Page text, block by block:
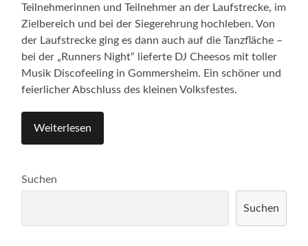
Teilnehmerinnen und Teilnehmer an der Laufstrecke, im
Zielbereich und bei der Siegerehrung hochleben. Von
der Laufstrecke ging es dann auch auf die Tanzfläche –
bei der „Runners Night“ lieferte DJ Cheesos mit toller
Musik Discofeeling in Gommersheim. Ein schöner und
feierlicher Abschluss des kleinen Volksfestes.
Weiterlesen
Suchen
Suchen